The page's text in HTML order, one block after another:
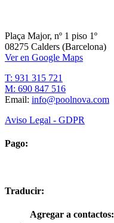
Plaça Major, nº 1 piso 1º
08275 Calders (Barcelona)
Ver en Google Maps
T: 931 315 721
M: 690 847 516
Email: info@poolnova.com
Aviso Legal - GDPR
Pago:
Traducir:
Agregar a contactos: